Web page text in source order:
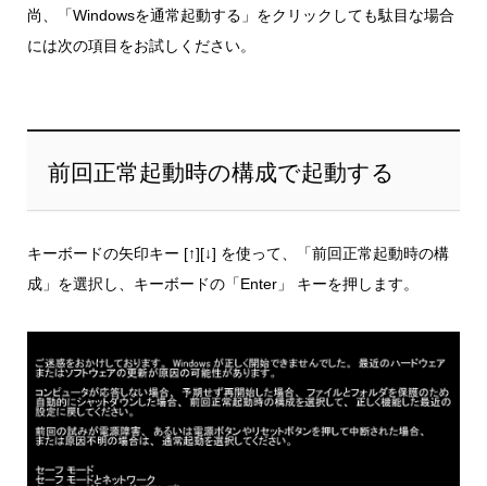
尚、「Windowsを通常起動する」をクリックしても駄目な場合
には次の項目をお試しください。
前回正常起動時の構成で起動する
キーボードの矢印キー [↑][↓] を使って、「前回正常起動時の構
成」を選択し、キーボードの「Enter」 キーを押します。